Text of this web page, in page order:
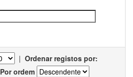
| Ordenar registos por:
Por ordem